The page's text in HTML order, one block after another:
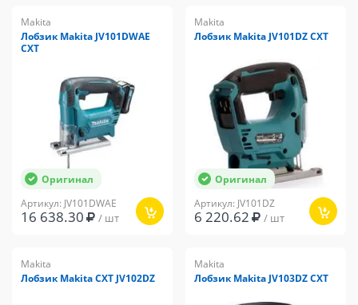
Makita
Лобзик Makita JV101DWAE
CXT
Оригинал
Артикул: JV101DWAE
16 638.30 / шт
Makita
Лобзик Makita JV101DZ CXT
Оригинал
Артикул: JV101DZ
6 220.62 / шт
Makita
Лобзик Makita CXT JV102DZ
Makita
Лобзик Makita JV103DZ CXT